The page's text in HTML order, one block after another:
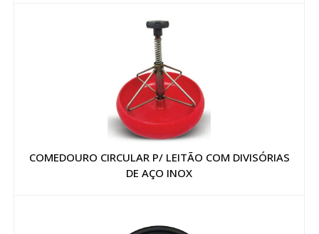
COMEDOURO CIRCULAR P/ LEITÃO COM DIVISÓRIAS
DE AÇO INOX